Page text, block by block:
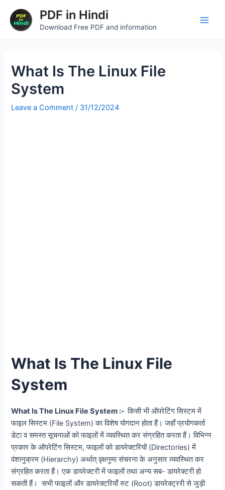
content
PDF in Hindi
Download Free PDF and information
What Is The Linux File
System
Leave a Comment / 31/12/2024
What Is The Linux File
System
What Is The Linux File System :-किसी भी ऑपरेटिंग सिस्टम में
फाइल सिस्टम (File System) का विशेष योगदान होता हैं। जहाँ प्रयोगकर्ता
डेटा व समस्त सूचनाओं को फाइलों में व्यवस्थित कर संग्रहित करता हैं। विभिन्न
प्रकार के ऑपरेटिंग सिस्टम, फाइलों को डायरेक्टरियों (Directories) में
वंशानुक्रम (Hierarchy) अर्थात् वृक्षनुमा संचरना के अनुसार व्यवस्थित कर
संग्रहित करता हैं। एक डायरेक्टरी में फाइलों तथा अन्य सब- डायरेक्टरी हो
सकती हैं। सभी फाइलों और डायरेक्टरियाँ रुट (Root) डायरेक्ट्ररी से जुड़ी
navigation